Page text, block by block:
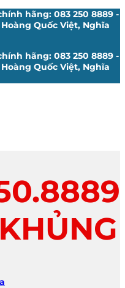
hãng: 083 250 8889 -
Quốc Việt, Nghĩa
hãng: 083 250 8889 -
Quốc Việt, Nghĩa